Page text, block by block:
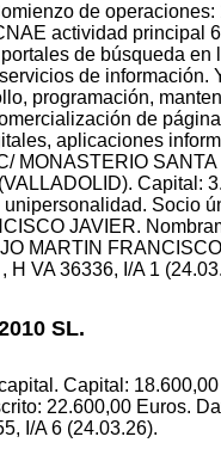
de operaciones:
actividad principal
de búsqueda en
de información.
programación,
de
aplicaciones
MONASTERIO SANTA
Capital:
unipersonalidad. Socio
JAVIER.
MARTIN
H VA 36336, I/A 1
SL.
Capital:
22.600,00 Euros.
I/A 6 (24.03.26).